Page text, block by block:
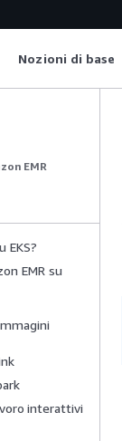
Nozioni di base
EMR
EKS?
EMR su
interattivi